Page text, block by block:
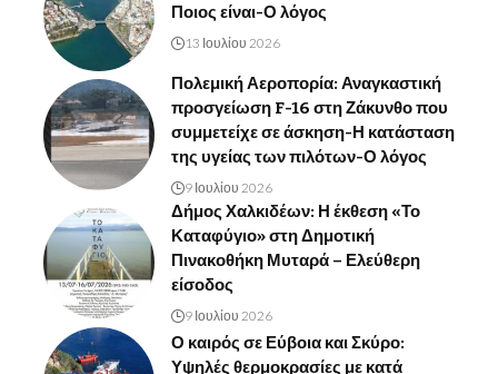
Ποιος είναι-Ο λόγος
13 Ιουλίου 2026
Πολεμική Αεροπορία: Αναγκαστική
προσγείωση F-16 στη Ζάκυνθο που
συμμετείχε σε άσκηση-Η κατάσταση
της υγείας των πιλότων-Ο λόγος
9 Ιουλίου 2026
Δήμος Χαλκιδέων: Η έκθεση «Το
Καταφύγιο» στη Δημοτική
Πινακοθήκη Μυταρά – Ελεύθερη
είσοδος
9 Ιουλίου 2026
Ο καιρός σε Εύβοια και Σκύρο:
Υψηλές θερμοκρασίες με κατά